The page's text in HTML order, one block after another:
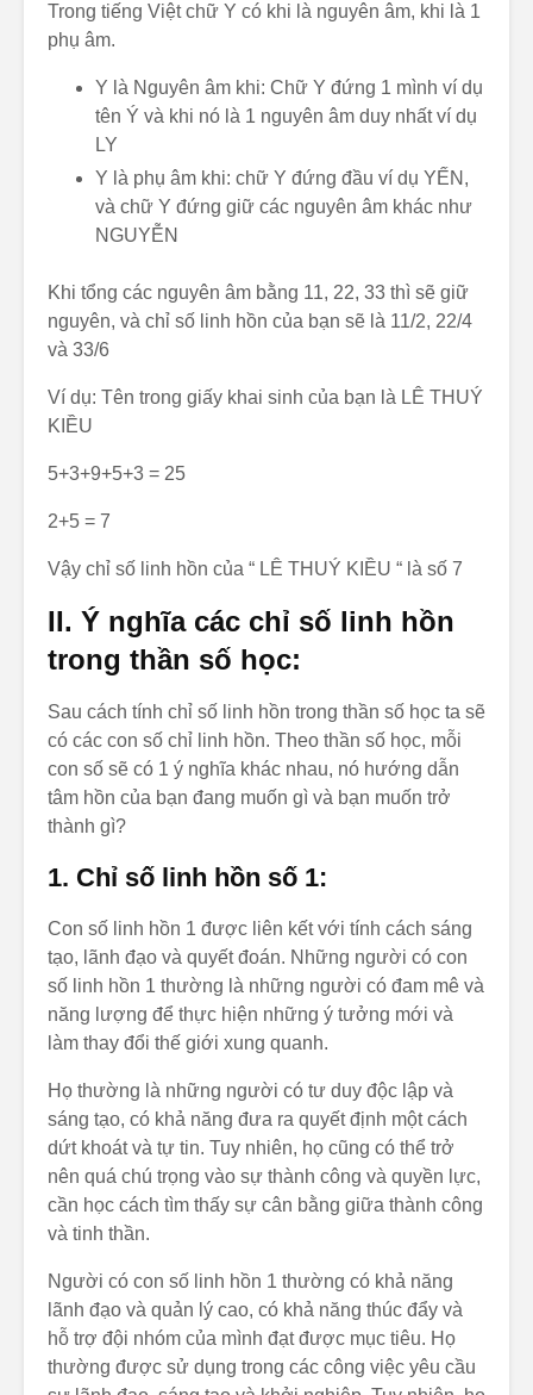
Trong tiếng Việt chữ Y có khi là nguyên âm, khi là 1
phụ âm.
Y là Nguyên âm khi: Chữ Y đứng 1 mình ví dụ
tên Ý và khi nó là 1 nguyên âm duy nhất ví dụ
LY
Y là phụ âm khi: chữ Y đứng đầu ví dụ YẾN,
và chữ Y đứng giữ các nguyên âm khác như
NGUYỄN
Khi tổng các nguyên âm bằng 11, 22, 33 thì sẽ giữ
nguyên, và chỉ số linh hồn của bạn sẽ là 11/2, 22/4
và 33/6
Ví dụ: Tên trong giấy khai sinh của bạn là LÊ THUÝ
KIỀU
5+3+9+5+3 = 25
2+5 = 7
Vậy chỉ số linh hồn của “ LÊ THUÝ KIỀU “ là số 7
II. Ý nghĩa các chỉ số linh hồn
trong thần số học:
Sau cách tính chỉ số linh hồn trong thần số học ta sẽ
có các con số chỉ linh hồn. Theo thần số học, mỗi
con số sẽ có 1 ý nghĩa khác nhau, nó hướng dẫn
tâm hồn của bạn đang muốn gì và bạn muốn trở
thành gì?
1. Chỉ số linh hồn số 1:
Con số linh hồn 1 được liên kết với tính cách sáng
tạo, lãnh đạo và quyết đoán. Những người có con
số linh hồn 1 thường là những người có đam mê và
năng lượng để thực hiện những ý tưởng mới và
làm thay đổi thế giới xung quanh.
Họ thường là những người có tư duy độc lập và
sáng tạo, có khả năng đưa ra quyết định một cách
dứt khoát và tự tin. Tuy nhiên, họ cũng có thể trở
nên quá chú trọng vào sự thành công và quyền lực,
cần học cách tìm thấy sự cân bằng giữa thành công
và tinh thần.
Người có con số linh hồn 1 thường có khả năng
lãnh đạo và quản lý cao, có khả năng thúc đẩy và
hỗ trợ đội nhóm của mình đạt được mục tiêu. Họ
thường được sử dụng trong các công việc yêu cầu